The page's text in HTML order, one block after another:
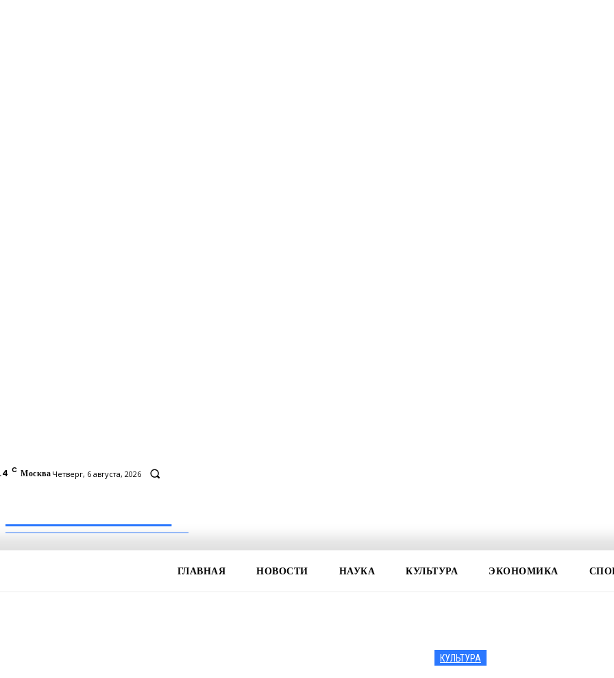
C Москва Четверг, 6 августа, 2026
ГЛАВНАЯ НОВОСТИ НАУКА КУЛЬТУРА ЭКОНОМИКА
КУЛЬТУРА